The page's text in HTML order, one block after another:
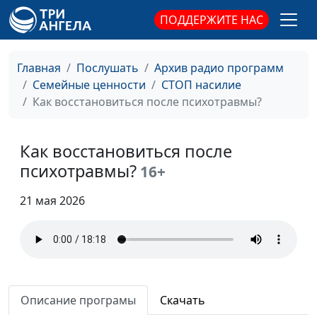
ПОДДЕРЖИТЕ НАС
Главная Послушать
Архив радио программ
Семейные ценности
СТОП насилие
Как восстановиться после психотравмы?
Как восстановиться после
психотравмы? 16+
21 мая 2026
Описание програмы Скачать